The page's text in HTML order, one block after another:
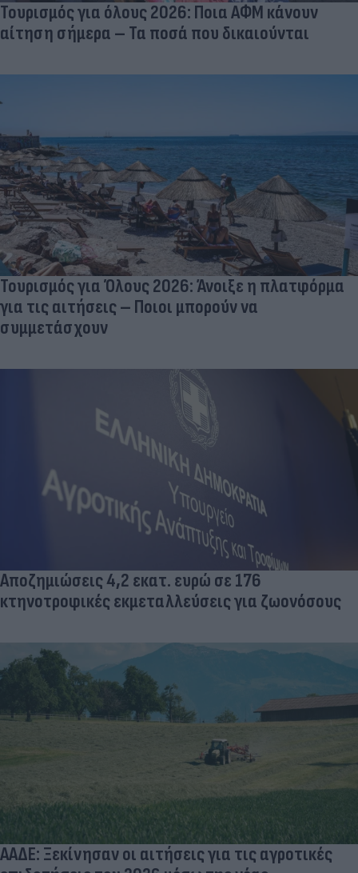
Τουρισμός για όλους 2026: Ποια ΑΦΜ κάνουν
αίτηση σήμερα – Τα ποσά που δικαιούνται
Τουρισμός για Όλους 2026: Άνοιξε η πλατφόρμα
για τις αιτήσεις – Ποιοι μπορούν να
συμμετάσχουν
Αποζημιώσεις 4,2 εκατ. ευρώ σε 176
κτηνοτροφικές εκμεταλλεύσεις για ζωονόσους
ΑΑΔΕ: Ξεκίνησαν οι αιτήσεις για τις αγροτικές